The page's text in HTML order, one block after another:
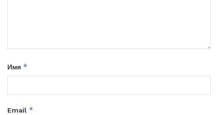
Имя *
Email *